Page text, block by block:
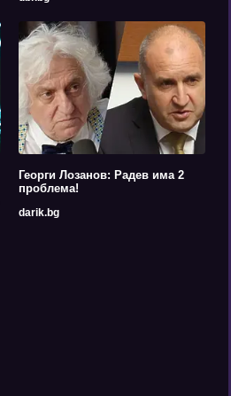
Георги Лозанов: Радев има 2
проблема!
darik.bg